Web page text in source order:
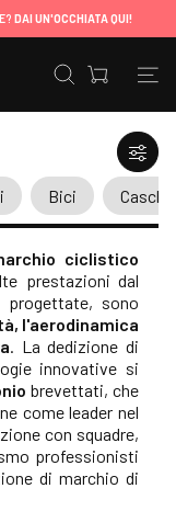
DAI UN'OCCHIATA QUI!
Bici Caschi
ciclistico
prestazioni dal
progettate, sono
l'aerodinamica
. La dedizione di
innovative si
brevettati, che
come leader nel
con squadre,
professionisti
di marchio di